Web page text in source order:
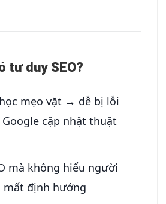
tư duy SEO?
mẹo vặt → dễ bị lỗi
cập nhật thuật
mà không hiểu người
định hướng